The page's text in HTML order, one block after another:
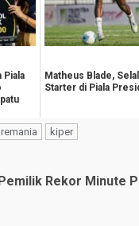
Piala
Matheus Blade,
Starter di Piala
kiper
Rekor Minute